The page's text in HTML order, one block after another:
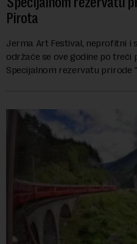
Pirota
Jerma Art Festival, neprofitni i
održaće se ove godine po treći
Specijalnom rezervatu prirode